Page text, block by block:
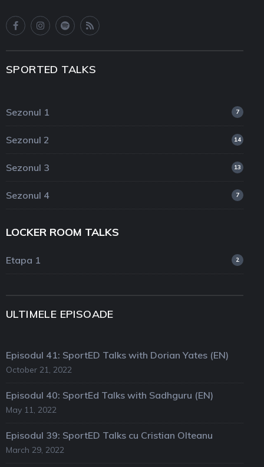
SPORTED TALKS
Sezonul 1 7
Sezonul 2 14
Sezonul 3 13
Sezonul 4 7
LOCKER ROOM TALKS
Etapa 1 2
ULTIMELE EPISOADE
Episodul 41: SportED Talks with Dorian Yates (EN)
October 21, 2022
Episodul 40: SportEd Talks with Sadhguru (EN)
May 11, 2022
Episodul 39: SportED Talks cu Cristian Olteanu
March 29, 2022